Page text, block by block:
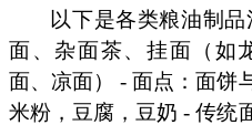
以下是各类粮油制品
面、杂面茶、挂面（如
面、凉面） - 面点：面饼
米粉，豆腐，豆奶 - 传统